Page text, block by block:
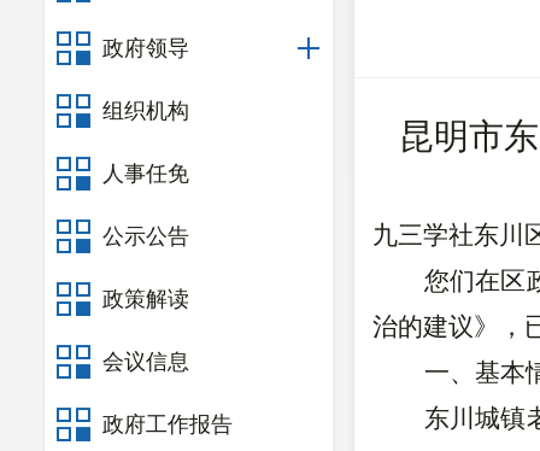
政府领导
组织机构
人事任免
公示公告
政策解读
会议信息
政府工作报告
昆明市
九三学社东川
您们在区
治的建议》，
一、基本
东川城镇